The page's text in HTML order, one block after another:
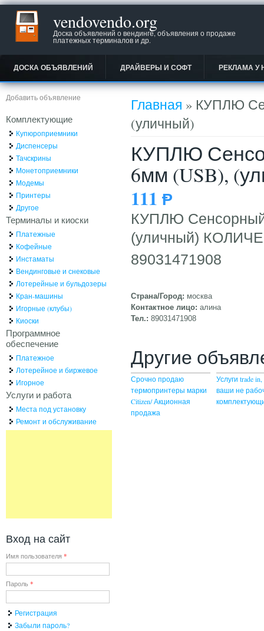
vendovendo.org
Доска объявлений о вендинге, объявления о продаже
платежных терминалов и др.
ДОСКА ОБЪЯВЛЕНИЙ ДРАЙВЕРЫ И СОФТ РЕКЛАМА У
Вы здесь
Главная » КУПЛЮ
(уличный)
КУПЛЮ
6мм (USB),
111 Ᵽ
КУПЛЮ Сенсорный
(уличный)
89031471908
Страна/Город: москва
Контактное лицо: алина
Тел.: 89031471908
Другие
Срочно продаю
термопринтеры марки
Citizen/ Акционная
продажа
Услуги trade
ваши не
Добавить объявление
Комплектующие
Купюроприемники
Диспенсеры
Тачскрины
Монетоприемники
Модемы
Принтеры
Другое
Терминалы и киоски
Платежные
Кофейные
Инстаматы
Вендинговые и снековые
Лотерейные и бульдозеры
Кран-машины
Игорные (клубы)
Киоски
Программное
обеспечение
Платежное
Лотерейное и биржевое
Игорное
Услуги и работа
Места под установку
Ремонт и обслуживание
Вход на сайт
Имя пользователя *
Пароль *
Регистрация
Забыли пароль?